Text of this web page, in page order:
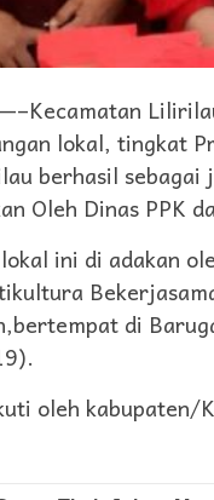
lokal, tingkat
berhasil
Oleh Dinas PPK
ini di adakan
di
oleh kabupaten/